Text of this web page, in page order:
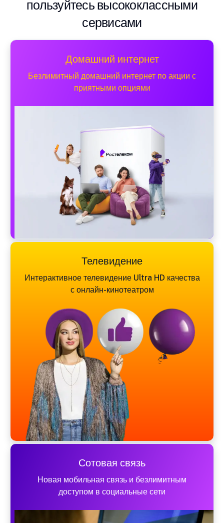
пользуйтесь высококлассными
сервисами
Домашний интернет
Безлимитный домашний интернет по акции с
приятными опциями
Телевидение
Интерактивное телевидение Ultra HD качества
с онлайн-кинотеатром
Сотовая связь
Новая мобильная связь и безлимитным
доступом в социальные сети